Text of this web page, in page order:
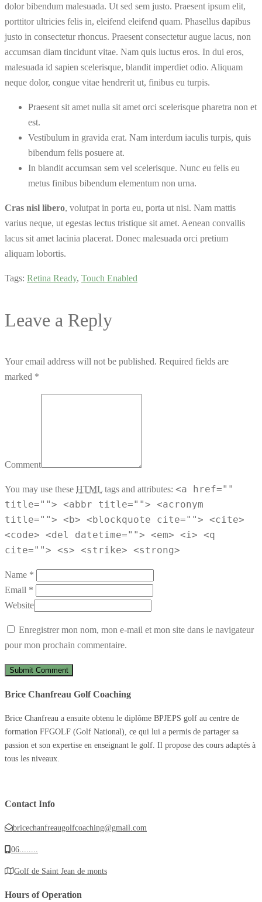
dolor bibendum malesuada. Ut sed sem justo. Praesent ipsum elit,
porttitor ultricies felis in, eleifend eleifend quam. Phasellus dapibus
justo in consectetur rhoncus. Praesent consectetur augue lacus, non
accumsan diam tincidunt vitae. Nam quis luctus eros. In dui eros,
malesuada id sapien scelerisque, blandit imperdiet odio. Aliquam
neque dolor, congue vitae hendrerit ut, finibus eu turpis.
Praesent sit amet nulla sit amet orci scelerisque pharetra non et
est.
Vestibulum in gravida erat. Nam interdum iaculis turpis, quis
bibendum felis posuere at.
In blandit accumsan sem vel scelerisque. Nunc eu felis eu
metus finibus bibendum elementum non urna.
Cras nisl libero, volutpat in porta eu, porta ut nisi. Nam mattis
varius neque, ut egestas lectus tristique sit amet. Aenean convallis
lacus sit amet lacinia placerat. Donec malesuada orci pretium
aliquam lobortis.
Tags: Retina Ready, Touch Enabled
Leave a Reply
Your email address will not be published. Required fields are
marked *
Comment
You may use these HTML tags and attributes: <a href=""
title=""> <abbr title=""> <acronym
title=""> <b> <blockquote cite=""> <cite>
<code> <del datetime=""> <em> <i> <q
cite=""> <s> <strike> <strong>
Name *
Email *
Website
Enregistrer mon nom, mon e-mail et mon site dans le navigateur
pour mon prochain commentaire.
Brice Chanfreau Golf Coaching
Brice Chanfreau a ensuite obtenu le diplôme BPJEPS golf au centre de
formation FFGOLF (Golf National), ce qui lui a permis de partager sa
passion et son expertise en enseignant le golf Il propose des cours adaptés à
tous les niveaux.
Contact Info
bricechanfreaugolfcoaching@gmail.com
06........
Golf de Saint Jean de monts
Hours of Operation